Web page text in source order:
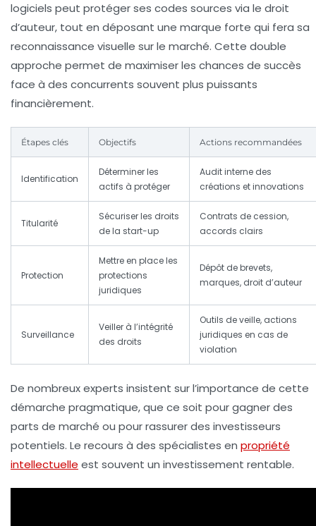
logiciels peut protéger ses codes sources via le droit
d’auteur, tout en déposant une marque forte qui fera sa
reconnaissance visuelle sur le marché. Cette double
approche permet de maximiser les chances de succès
face à des concurrents souvent plus puissants
financièrement.
Étapes clés Objectifs Actions recommandées
Identification
Déterminer les
actifs à protéger
Audit interne des
créations et innovations
Titularité
Sécuriser les droits
de la start-up
Contrats de cession,
accords clairs
Protection
Mettre en place les
protections
juridiques
Dépôt de brevets,
marques, droit d’auteur
Surveillance
Veiller à l’intégrité
des droits
Outils de veille, actions
juridiques en cas de
violation
De nombreux experts insistent sur l’importance de cette
démarche pragmatique, que ce soit pour gagner des
parts de marché ou pour rassurer des investisseurs
potentiels. Le recours à des spécialistes en propriété
intellectuelle est souvent un investissement rentable.